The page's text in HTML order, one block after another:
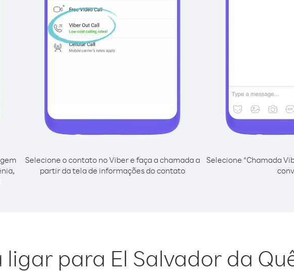
Selecione o contato no Viber e faça a chamada a
partir da tela de informações do contato
Selecione “Chamada
ligar para El Salvador da